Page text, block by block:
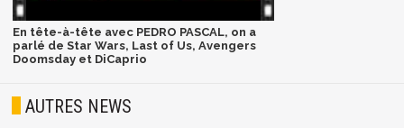
En tête-à-tête avec PEDRO PASCAL, on a
parlé de Star Wars, Last of Us, Avengers
Doomsday et DiCaprio
AUTRES NEWS